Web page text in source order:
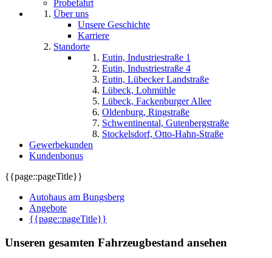
Probefahrt
Über uns
Unsere Geschichte
Karriere
Standorte
Eutin, Industriestraße 1
Eutin, Industriestraße 4
Eutin, Lübecker Landstraße
Lübeck, Lohmühle
Lübeck, Fackenburger Allee
Oldenburg, Ringstraße
Schwentinental, Gutenbergstraße
Stockelsdorf, Otto-Hahn-Straße
Gewerbekunden
Kundenbonus
{{page::pageTitle}}
Autohaus am Bungsberg
Angebote
{{page::pageTitle}}
Unseren gesamten Fahrzeugbestand ansehen